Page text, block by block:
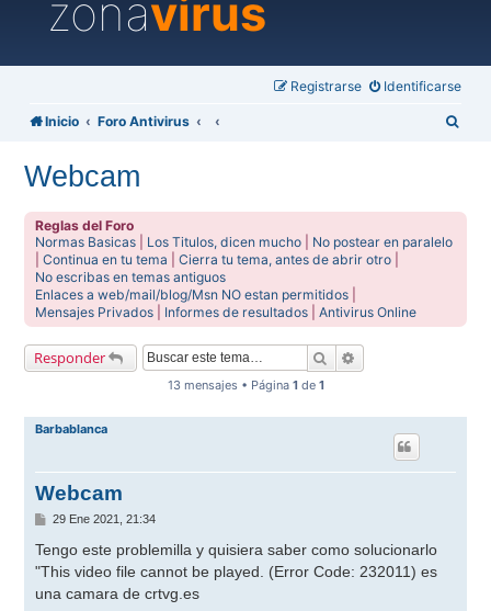
zonavirus
Identificarse
Registrarse
Inicio Foro Antivirus
Webcam
Reglas del Foro
Normas Basicas
Los Titulos, dicen mucho
No postear en paralelo
|Continua en tu tema |Cierra tu tema, antes de abrir otro
No escribas en temas antiguos
Enlaces a web/mail/blog/Msn NO estan permitidos
Mensajes Privados
Informes de resultados |Antivirus Online
Responder Buscar
13 mensajes • Página 1 de 1
Barbablanca
Webcam
M
n
a
j
e
29 Ene 2021, 21:34
Tengo este problemilla y quisiera saber como solucionarlo
"This video file cannot be played. (Error Code: 232011) es
una camara de crtvg.es